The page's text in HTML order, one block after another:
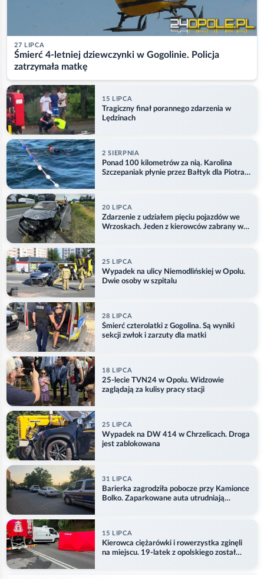
27 LIPCA
Śmierć 4-letniej dziewczynki w Gogolinie. Policja
zatrzymała matkę
15 LIPCA
Tragiczny finał porannego zdarzenia w
Lędzinach
2 SIERPNIA
Ponad 100 kilometrów za nią. Karolina
Szczepaniak płynie przez Bałtyk dla Piotra.
20 LIPCA
Zdarzenie z udziałem pięciu pojazdów we
Wrzoskach. Jeden z kierowców zabrany w
25 LIPCA
Wypadek na ulicy Niemodlińskiej w Opolu.
Dwie osoby w szpitalu
28 LIPCA
Śmierć czterolatki z Gogolina. Są wyniki
sekcji zwłok i zarzuty dla matki
18 LIPCA
25-lecie TVN24 w Opolu. Widzowie
zaglądają za kulisy pracy stacji
25 LIPCA
Wypadek na DW 414 w Chrzelicach. Droga
jest zablokowana
31 LIPCA
Barierka zagrodziła pobocze przy Kamionce
Bolko. Zaparkowane auta utrudniają
15 LIPCA
Kierowca ciężarówki i rowerzystka zginęli
na miejscu. 19-latek z opolskiego został